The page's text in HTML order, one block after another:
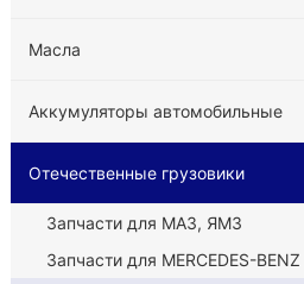
Масла
Аккумуляторы автомобильные
Отечественные грузовики
Запчасти для МАЗ, ЯМЗ
Запчасти для MERCEDES-